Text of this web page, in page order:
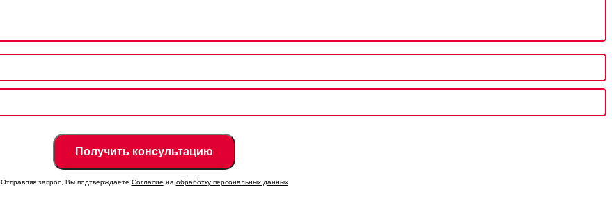
Отправляя запрос, Вы подтверждаете Согласие на обработку персональных данных